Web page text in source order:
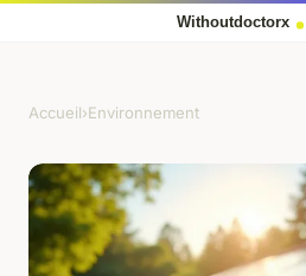
Accueil›Environnement